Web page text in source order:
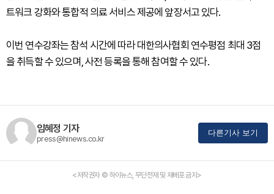
트워크 강화와 통합적 의료 서비스 제공에 앞장서고 있다.
이번 연수강좌는 참석 시간에 따라 대한의사협회 연수평점 최대 3점
을 취득할 수 있으며, 사전 등록을 통해 참여할 수 있다.
임혜정 기자
press@hinews.co.kr
다른기사 보기
<저작권자 © 하이뉴스, 무단전재 및 재배포 금지>